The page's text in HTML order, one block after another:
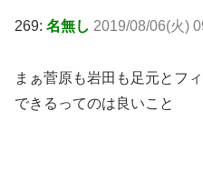
269: 名無し 2019/08/06(火)
まぁ菅原も岩田も足元とフ
できるってのは良いこと